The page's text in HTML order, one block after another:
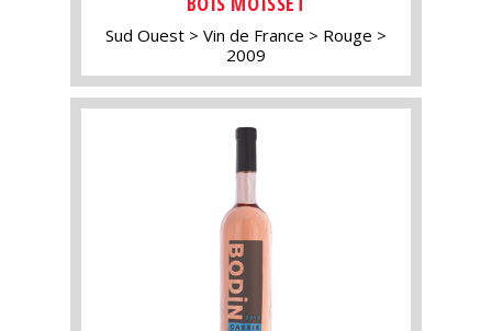
Sud Ouest Vin de France
Rouge
2009